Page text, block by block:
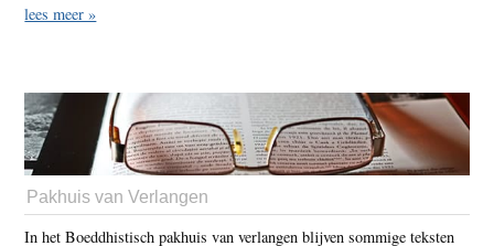
lees meer »
Pakhuis van Verlangen
In het Boeddhistisch pakhuis van verlangen blijven sommige teksten